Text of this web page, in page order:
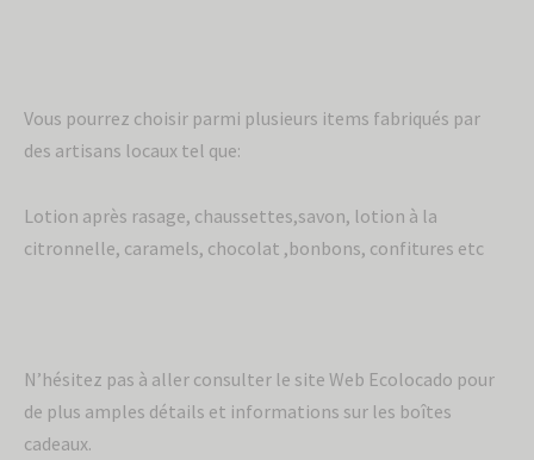
Vous pourrez choisir parmi plusieurs items fabriqués par
des artisans locaux tel que:
Lotion après rasage, chaussettes,savon, lotion à la
citronnelle, caramels, chocolat ,bonbons, confitures etc
N’hésitez pas à aller consulter le site Web Ecolocado pour
de plus amples détails et informations sur les boîtes
cadeaux.